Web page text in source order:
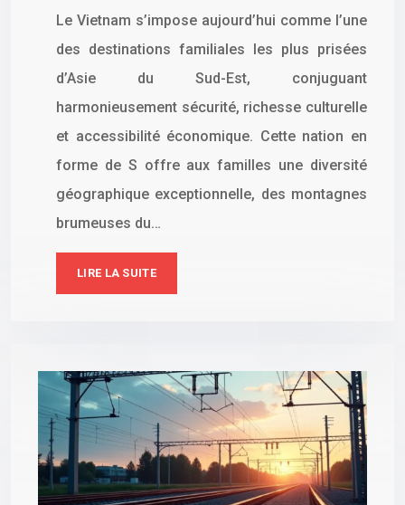
Le Vietnam s’impose aujourd’hui comme l’une
des destinations familiales les plus prisées
d’Asie du Sud-Est, conjuguant
harmonieusement sécurité, richesse culturelle
et accessibilité économique. Cette nation en
forme de S offre aux familles une diversité
géographique exceptionnelle, des montagnes
brumeuses du…
LIRE LA SUITE